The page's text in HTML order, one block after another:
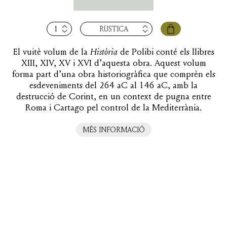
quantitat
de
Història,
vol.
VIII
(llibres
XIII-
XVI)
RÚSTICA
El vuitè volum de la Històriade Polibi conté els llibres
XIII, XIV, XV i XVI d’aquesta obra. Aquest volum
forma part d’una obra historiogràfica que comprèn els
esdeveniments del 264 aC al 146 aC, amb la
destrucció de Corint, en un context de pugna entre
Roma i Cartago pel control de la Mediterrània.
MÉS INFORMACIÓ